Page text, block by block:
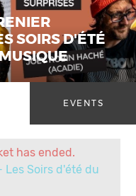
SOIRS D'ÉTÉ
EVENTS
has ended.
Les Soirs d'été du